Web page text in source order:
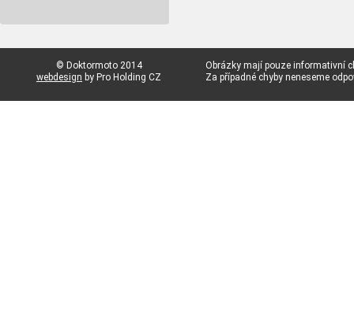
© Doktormoto 2014
webdesign by Pro Holding CZ
Obrázky mají pouze informativní
Za případné chyby neneseme